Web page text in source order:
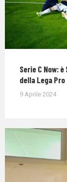
Serie C Now:
della Lega Pro
9 Aprile 2024